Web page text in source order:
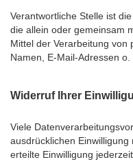
Verantwortliche Stelle ist
die allein oder gemeinsam
Mittel der Verarbeitung von
Namen, E-Mail-Adressen o.
Widerruf Ihrer
Viele
ausdrücklichen
erteilte Einwilligung